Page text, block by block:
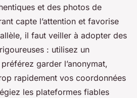
et des photos de
capte l’attention et favorise
il faut veiller à adopter des
: utilisez un
garder l’anonymat,
rapidement vos coordonnées
les plateformes fiables